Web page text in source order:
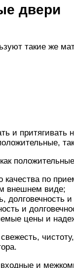
двери
такие же
и
качества по
внешнем виде;
долговечность
и
цены и
и